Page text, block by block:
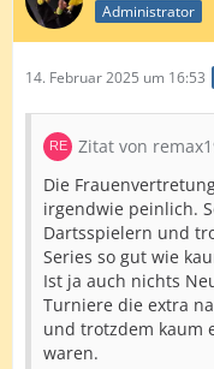
Administrator
14. Februar 2025 um 16:53
Zitat von
Die
irgendwie peinlich.
Dartsspielern und
Series so gut wie
Ist ja auch nichts
Turniere die extra
und trotzdem kaum
waren.